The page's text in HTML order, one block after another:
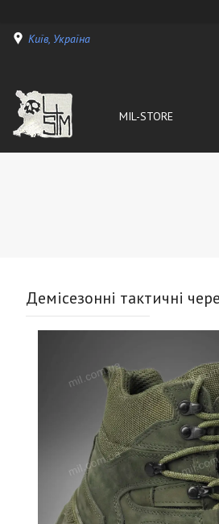
Київ, Україна
MIL-STORE
Демісезонні тактичні